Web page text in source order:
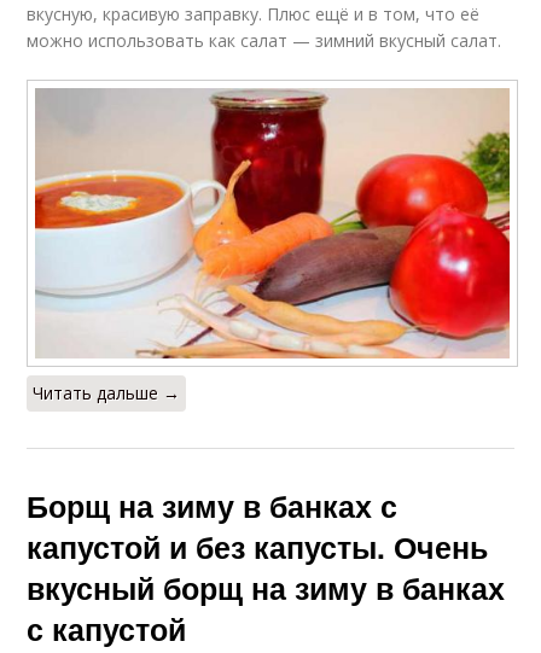
вкусную, красивую заправку. Плюс ещё и в том, что её
можно использовать как салат — зимний вкусный салат.
Читать дальше →
Борщ на зиму в банках с
капустой и без капусты. Очень
вкусный борщ на зиму в банках
с капустой